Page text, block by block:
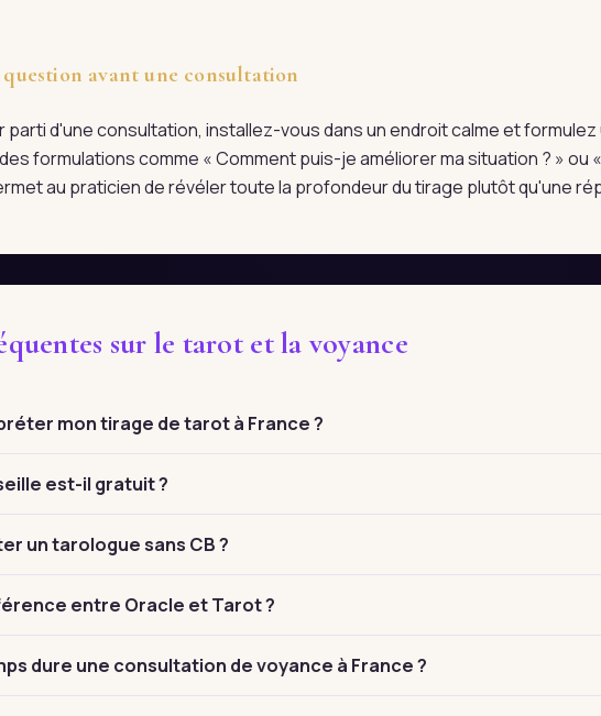
avant une consultation
parti d'une consultation, installez-vous dans un endroit calme et
formulations comme « Comment puis-je améliorer ma situation ? »
au praticien de révéler toute la profondeur du tirage plutôt qu'une
sur le tarot et la voyance
mon tirage de tarot à France ?
est-il gratuit ?
un tarologue sans CB ?
entre Oracle et Tarot ?
dure une consultation de voyance à France ?